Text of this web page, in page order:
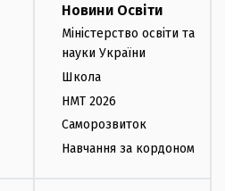
Новини Освіти
Міністерство освіти та
науки України
Школа
НМТ 2026
Саморозвиток
Навчання за кордоном